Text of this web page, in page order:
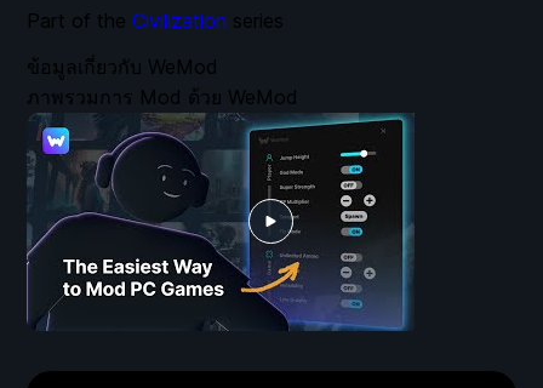
ข้อมูลเกี่ยวกับ WeMod
ภาพรวมการ Mod ด้วย WeMod
Part of the Civilization series